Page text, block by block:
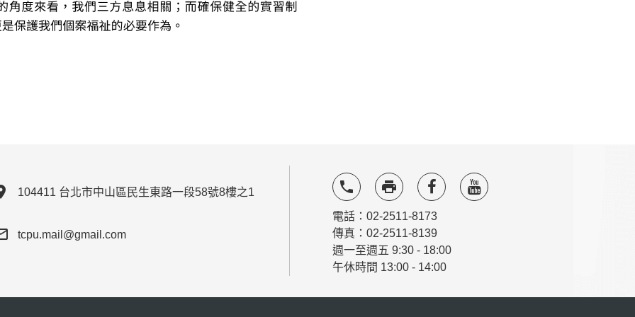
104411 台北市中山區民生東路一段58號8樓之1
tcpu.mail@gmail.com
local_phone local_printshop
電話：02-2511-8173
傳真：02-2511-8139
週一至週五 9:30 - 18:00
午休時間 13:00 - 14:00